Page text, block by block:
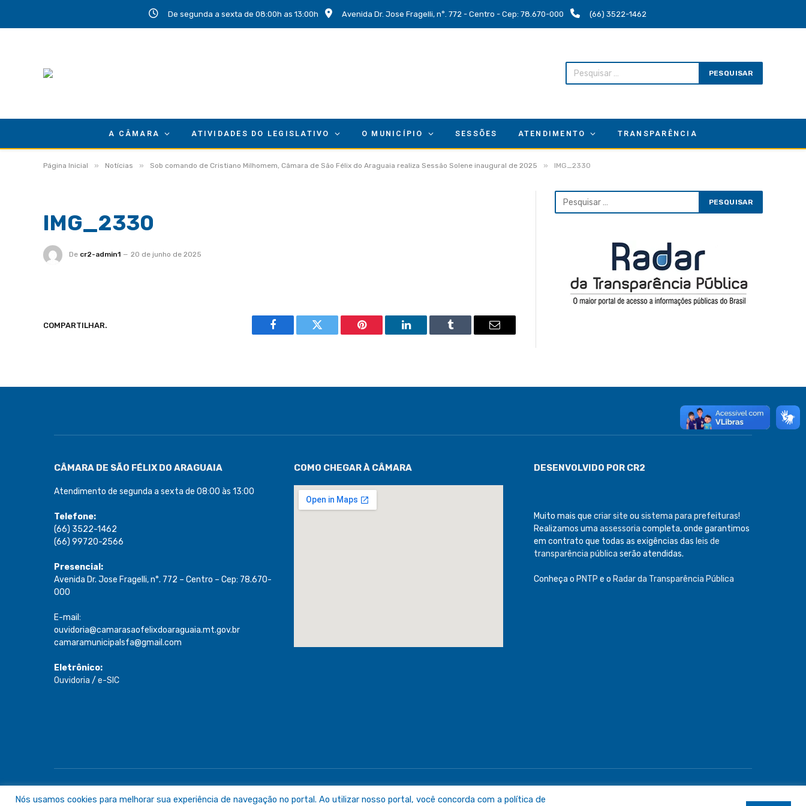
De segunda a sexta de 08:00h as 13:00h Avenida Dr. Jose Fragelli, n°. 772 - Centro - Cep: 78.670-000 (66) 3522-1462
A CÂMARA ATIVIDADES DO LEGISLATIVO O MUNICÍPIO SESSÕES ATENDIMENTO TRANSPARÊNCIA
Página Inicial » Notícias » Sob comando de Cristiano Milhomem, Câmara de São Félix do Araguaia realiza Sessão Solene inaugural de 2025 » IMG_2330
IMG_2330
De cr2-admin1 20 de junho de 2025
COMPARTILHAR.
Facebook Twitter Pinterest LinkedIn Tumblr Email
CÂMARA DE SÃO FÉLIX DO ARAGUAIA
Atendimento de segunda a sexta de 08:00 às 13:00
Telefone:
(66) 3522-1462
(66) 99720-2566
Presencial:
Avenida Dr. Jose Fragelli, n°. 772 – Centro – Cep: 78.670-
000
E-mail:
ouvidoria@camarasaofelixdoaraguaia.mt.gov.br
camaramunicipalsfa@gmail.com
Eletrônico:
Ouvidoria / e-SIC
COMO CHEGAR À CÂMARA DESENVOLVIDO POR CR2
Muito mais que criar site ou sistema para prefeituras!
Realizamos uma assessoria completa, onde garantimos
em contrato que todas as exigências das leis de
transparência pública serão atendidas.
Conheça o PNTP e o Radar da Transparência Pública
Nós usamos cookies para melhorar sua experiência de navegação no portal. Ao utilizar nosso portal, você concorda com a política de